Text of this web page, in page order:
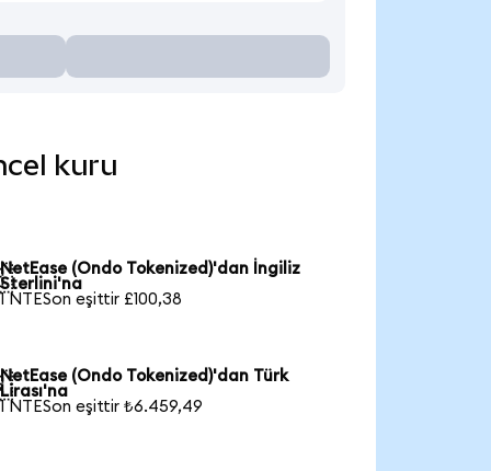
kuru
NetEase (Ondo Tokenized)'dan İngiliz
Sterlini'na
1 NTESon eşittir £100,38
NetEase (Ondo Tokenized)'dan Türk
Lirası'na
1 NTESon eşittir ₺6.459,49